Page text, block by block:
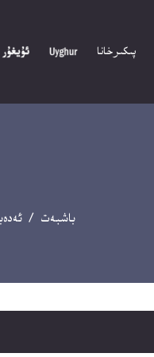
پىكىرخانا
باشبەت /